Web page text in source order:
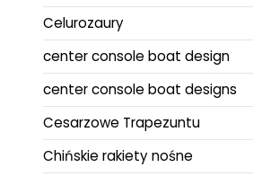
Celurozaury
center console boat design
center console boat designs
Cesarzowe Trapezuntu
Chińskie rakiety nośne